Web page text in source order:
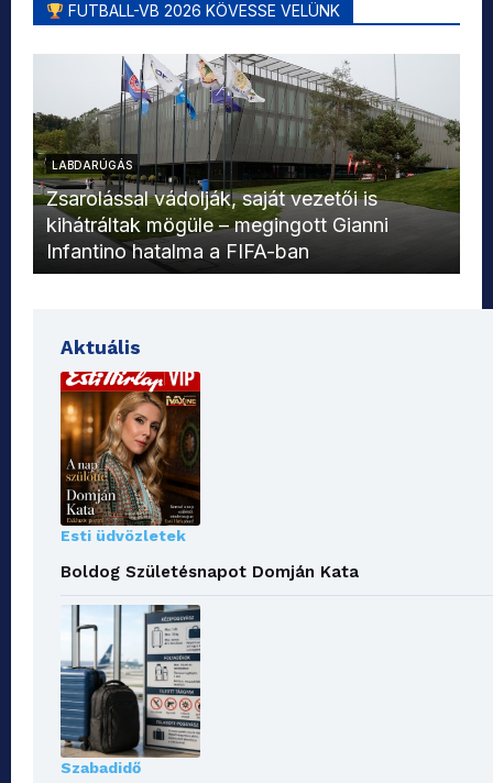
FUTBALL-VB 2026 KÖVESSE VELÜNK
LABDARÚGÁS
Zsarolással vádolják, saját vezetői is
kihátráltak mögüle – megingott Gianni
Infantino hatalma a FIFA-ban
Aktuális
Esti üdvözletek
Boldog Születésnapot Domján Kata
Szabadidő